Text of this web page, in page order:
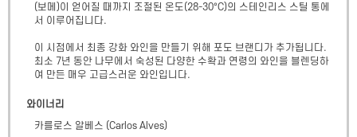
(보메)이 얻어질 때까지 조절된 온도(28-30°C)의 스테인리스 스틸 통에
서 이루어집니다.
이 시점에서 최종 강화 와인을 만들기 위해 포도 브랜디가 추가됩니다.
최소 7년 동안 나무에서 숙성된 다양한 수확과 연령의 와인을 블렌딩하
여 만든 매우 고급스러운 와인입니다.
와이너리
카를로스 알베스 (Carlos Alves)